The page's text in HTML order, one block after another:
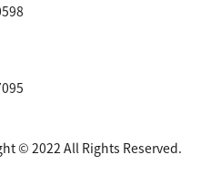
© 2022 All Rights Reserved.